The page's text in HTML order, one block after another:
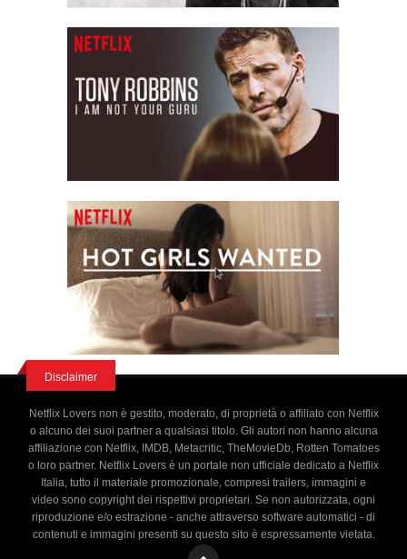
Disclaimer
Netflix Lovers non è gestito, moderato, di proprietà o affiliato con Netflix
o alcuno dei suoi partner a qualsiasi titolo. Gli autori non hanno alcuna
affiliazione con Netflix, IMDB, Metacritic, TheMovieDb, Rotten Tomatoes
o loro partner. Netflix Lovers è un portale non ufficiale dedicato a Netflix
Italia, tutto il materiale promozionale, compresi trailers, immagini e
video sono copyright dei rispettivi proprietari. Se non autorizzata, ogni
riproduzione e/o estrazione - anche attraverso software automatici - di
contenuti e immagini presenti su questo sito è espressamente vietata.